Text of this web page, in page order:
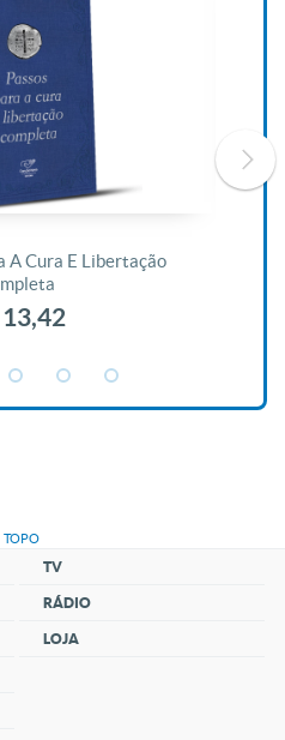
A Cura E Libertação
TOPO
TV
RÁDIO
LOJA